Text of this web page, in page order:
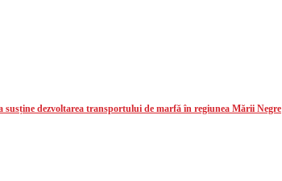
dezvoltarea transportului de marfă în regiunea Mării Negre